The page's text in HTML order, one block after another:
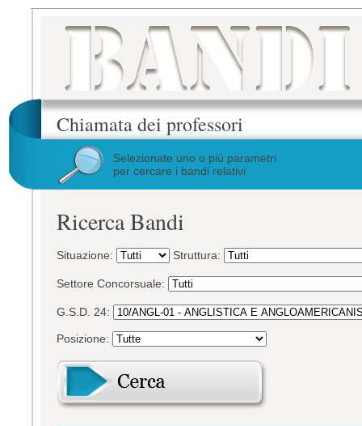
Chiamata dei professori
Selezionate uno o più parametri
per cercare i bandi relativi
Ricerca Bandi
Situazione: Struttura:
Settore Concorsuale:
G.S.D. 24:
Posizione: